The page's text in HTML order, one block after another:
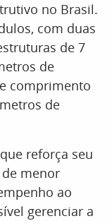
no Brasil.
com duas
de 7
de
comprimento
de
reforça seu
menor
ao
gerenciar a